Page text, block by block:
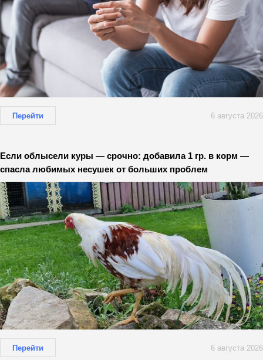
Перейти 6 августа 2026
Если облысели куры — срочно: добавила 1 гр. в корм —
спасла любимых несушек от больших проблем
Перейти 6 августа 2026